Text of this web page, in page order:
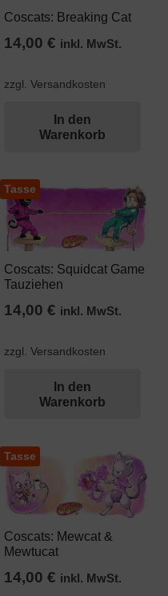
Coscats: Breaking Cat
14,00€ inkl. MwSt.
zzgl. Versandkosten
In den
Warenkorb
Tasse
Coscats: Squidcat Game
Tauziehen
14,00€ inkl. MwSt.
zzgl. Versandkosten
In den
Warenkorb
Tasse
Coscats: Mewcat &
Mewtucat
14,00€ inkl. MwSt.